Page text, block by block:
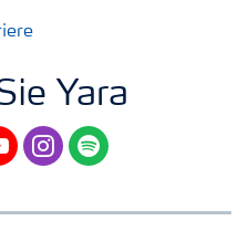
Yara
instagram
spotify